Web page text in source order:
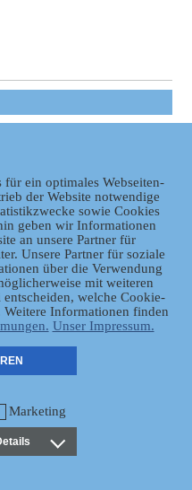
ein optimales Webseiten-
der Website notwendige
sowie Cookies
geben wir Informationen
an unsere Partner für
Unsere Partner für soziale
über die Verwendung
mit weiteren
welche Cookie-
Weitere Informationen finden
Unser Impressum.
Marketing